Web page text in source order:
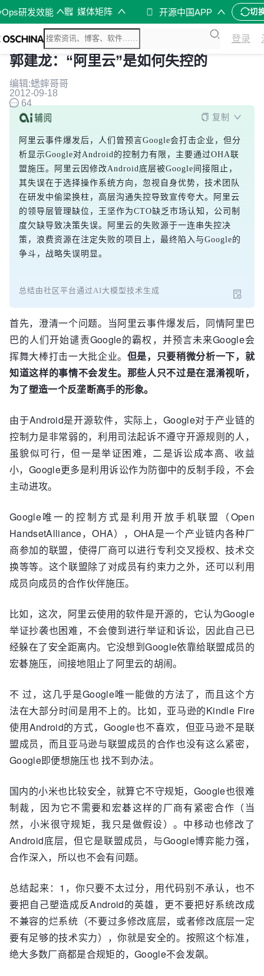
研发效能 媒体矩阵 开源中国APP 切
登录
郭建龙：“阿里云”是如何失控的
编辑:蟋蟀哥哥
2012-09-18
64
复制
阿里云事件爆发后，人们曾预言Google会打击企业，但分
析显示Google对Android的控制力有限，主要通过OHA联
盟施压。阿里云因修改Android底层被Google间接阻止，
其失误在于选择操作系统方向，忽视自身优势，技术团队
在研发中偷梁换柱，高层沟通失控导致宣传夸大。阿里云
的领导层管理缺位，王坚作为CTO缺乏市场认知，公司制
度欠缺导致决策失误。阿里云的失败源于一连串失控决
策，浪费资源在注定失败的项目上，最终陷入与Google的
争斗，战略失误明显。
总结由社区平台通过AI大模型技术生成
首先，澄清一个问题。当阿里云事件爆发后，同情阿里巴
巴的人们开始谴责Google的霸权，并预言未来Google会
挥舞大棒打击一大批企业。 但是，只要稍微分析一下，就
知道这样的事情不会发生。那些人只不过是在混淆视听，
为了塑造一个反垄断高手的形象。
由于Android是开源软件，实际上，Google对于产业链的
控制力是非常弱的，利用司法起诉不遵守开源规则的人，
虽貌似可行，但一是举证困难，二是诉讼成本高、收益
小，Google更多是利用诉讼作为防御中的反制手段，不会
主动进攻。
Google唯一的控制方式是利用开放手机联盟（Open
HandsetAlliance，OHA），OHA是一个产业链内各种厂
商参加的联盟，使得厂商可以进行专利交叉授权、技术交
换等等。这个联盟除了对成员有约束力之外，还可以利用
成员向成员的合作伙伴施压。
比如，这次，阿里云使用的软件是开源的，它认为Google
举证抄袭也困难，不会傻到进行举证和诉讼，因此自己已
经躲在了安全距离内。它没想到Google依靠给联盟成员的
宏碁施压，间接地阻止了阿里云的胡闹。
不 过，这几乎是Google唯一能做的方法了，而且这个方
法在大部分时间是用不上的。比如，亚马逊的Kindle Fire
使用Android的方式，Google也不喜欢，但亚马逊不是联
盟成员，而且亚马逊与联盟成员的合作也没有这么紧密，
Google即便想施压也 找不到办法。
国内的小米也比较安全，就算它不守规矩，Google也很难
制裁，因为它不需要和宏碁这样的厂商有紧密合作（当
然，小米很守规矩，我只是做假设）。中移动也修改了
Android底层，但它是联盟成员，与Google博弈能力强，
合作深入，所以也不会有问题。
总结起来：1，你只要不太过分，用代码别不承认，也不
要把自己塑造成反Android的英雄，更不要把好系统改成
不兼容的烂系统（不要过多修改底层，或者修改底层一定
要有足够的技术实力），你就是安全的。按照这个标准，
绝大多数厂商都是合规矩的，Google不会发飙。